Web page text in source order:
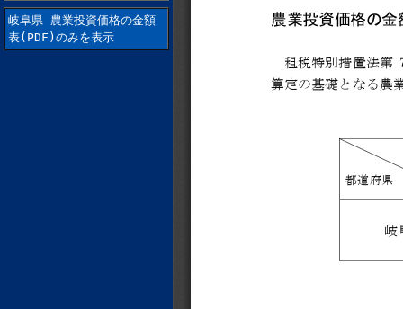
岐阜県 農業投資価格の金額
表(PDF)のみを表示